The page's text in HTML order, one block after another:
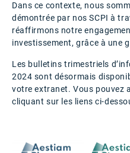
Dans ce contexte, nous
démontrée par nos SCPI à
réaffirmons notre
investissement, grâce à une
Les bulletins trimestriels
2024 sont désormais
votre extranet. Vous pouvez
cliquant sur les liens ci-